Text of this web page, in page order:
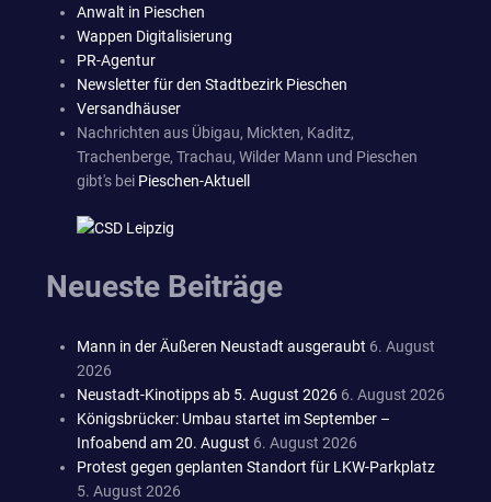
Anwalt in Pieschen
Wappen Digitalisierung
PR-Agentur
Newsletter für den Stadtbezirk Pieschen
Versandhäuser
Nachrichten aus Übigau, Mickten, Kaditz,
Trachenberge, Trachau, Wilder Mann und Pieschen
gibt's bei Pieschen-Aktuell
Neueste Beiträge
Mann in der Äußeren Neustadt ausgeraubt 6. August
2026
Neustadt-Kinotipps ab 5. August 2026 6. August 2026
Königsbrücker: Umbau startet im September –
Infoabend am 20. August 6. August 2026
Protest gegen geplanten Standort für LKW-Parkplatz
5. August 2026